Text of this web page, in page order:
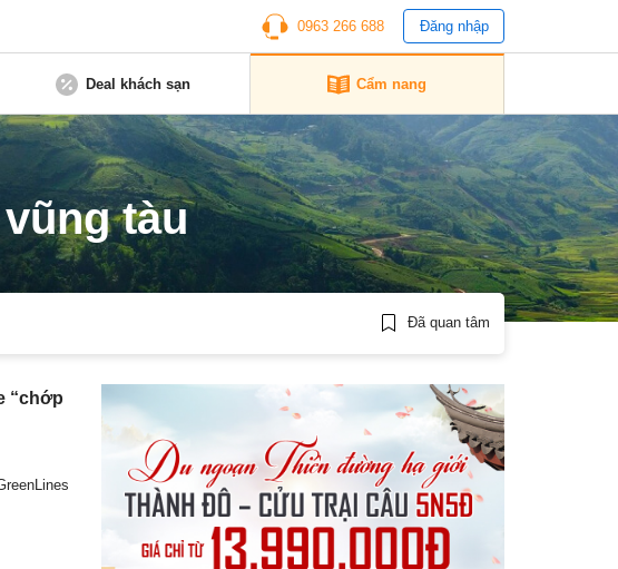
0963 266 688 Đăng nhập
Deal khách sạn Cẩm nang
tàu
Đã quan tâm
“chớp